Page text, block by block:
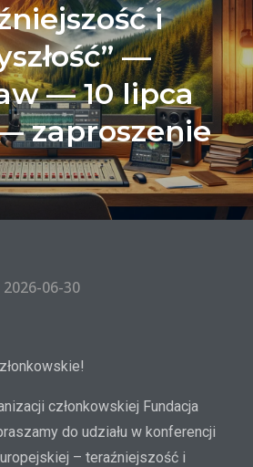
i
—
— 10 lipca
zaproszenie
2026-06-30
członkowskiej Fundacja
do udziału w konferencji
– teraźniejszość i